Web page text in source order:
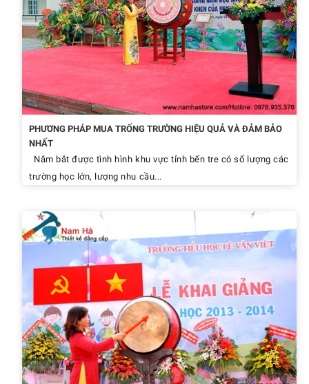
PHƯƠNG PHÁP MUA TRỐNG TRƯỜNG HIỆU QUẢ VÀ ĐẢM BẢO
NHẤT
Nắm bắt được tình hình khu vực tỉnh bến tre có số lượng các
trường học lớn, lượng nhu cầu...